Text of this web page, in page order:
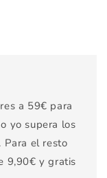
a 59€ para
yo supera los
Para el resto
9,90€ y gratis